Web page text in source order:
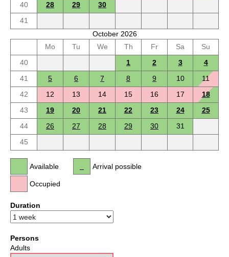
40
28 29
30
41
October 2026
Mo
Tu We Th Fr Sa
Su
40
1 2 3
4
41
5 6 7 8 9 10
11
42
12 13 14 15 16 17
18
43
19 20 21 22 23 24
25
44
26 27 28 29 30
31
45
Available
Occupied
Arrival possible
Duration
Persons
Adults